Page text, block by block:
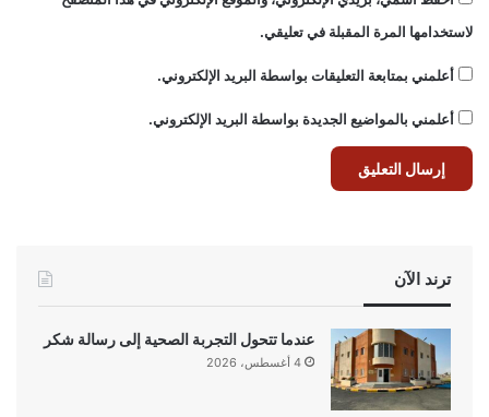
لاستخدامها المرة المقبلة في تعليقي.
أعلمني بمتابعة التعليقات بواسطة البريد الإلكتروني.
أعلمني بالمواضيع الجديدة بواسطة البريد الإلكتروني.
ترند الآن
عندما تتحول التجربة الصحية إلى رسالة شكر
4 أغسطس، 2026